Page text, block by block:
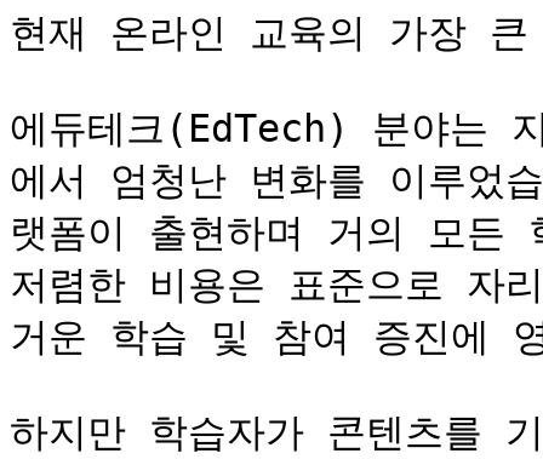
현재 온라인 교육의 가장
에듀테크(EdTech) 분야는
에서 엄청난 변화를 이루
랫폼이 출현하며 거의 모든
저렴한 비용은 표준으로 자
거운 학습 및 참여 증진에
하지만 학습자가 콘텐츠를